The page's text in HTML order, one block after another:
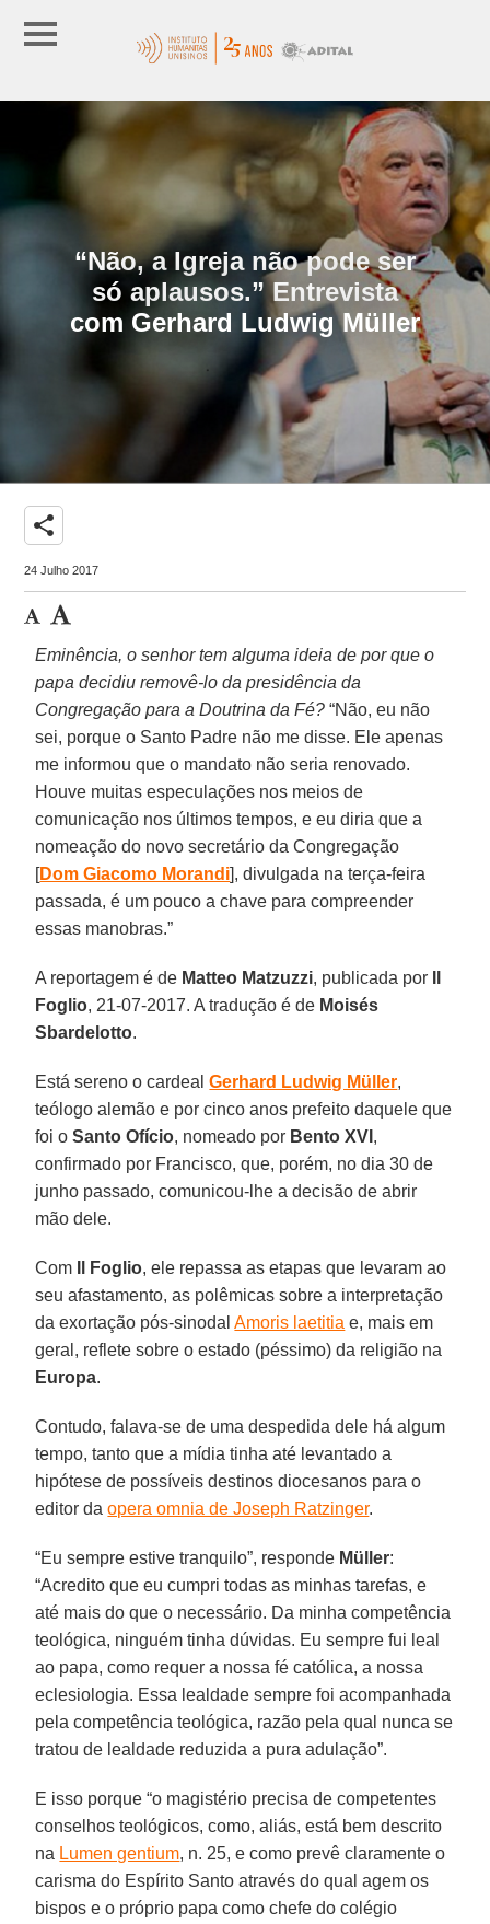
“Não, a Igreja não pode ser
só aplausos.” Entrevista
com Gerhard Ludwig Müller
share
24 Julho 2017
Eminência, o senhor tem alguma ideia de por que o
papa decidiu removê-lo da presidência da
Congregação para a Doutrina da Fé? “Não, eu não
sei, porque o Santo Padre não me disse. Ele apenas
me informou que o mandato não seria renovado.
Houve muitas especulações nos meios de
comunicação nos últimos tempos, e eu diria que a
nomeação do novo secretário da Congregação
[Dom Giacomo Morandi], divulgada na terça-feira
passada, é um pouco a chave para compreender
essas manobras.”
A reportagem é de Matteo Matzuzzi, publicada por
Foglio, 21-07-2017. A tradução é de Moisés
Sbardelotto.
Está sereno o cardealGerhard Ludwig Müller,
teólogo alemão e por cinco anos prefeito daquele que
foi oSanto Ofício, nomeado por Bento XVI ,
confirmado por Francisco, que, porém, no dia 30 de
junho passado, comunicou-lhe a decisão de abrir
mão dele.
Com Il Foglio, ele repassa as etapas que levaram ao
seu afastamento, as polêmicas sobre a interpretação
da exortação pós-sinodalAmoris laetitia e, mais em
geral, reflete sobre o estado (péssimo) da religião na
Europa.
Contudo, falava-se de uma despedida dele há algum
tempo, tanto que a mídia tinha até levantado a
hipótese de possíveis destinos diocesanos para o
editor daopera omnia de Joseph Ratzinger.
“Eu sempre estive tranquilo”, responde Müller:
“Acredito que eu cumpri todas as minhas tarefas, e
até mais do que o necessário. Da minha competência
teológica, ninguém tinha dúvidas. Eu sempre fui leal
ao papa, como requer a nossa fé católica, a nossa
eclesiologia. Essa lealdade sempre foi acompanhada
pela competência teológica, razão pela qual nunca se
tratou de lealdade reduzida a pura adulação”.
E isso porque “o magistério precisa de competentes
conselhos teológicos, como, aliás, está bem descrito
na Lumen gentium, n. 25, e como prevê claramente o
carisma do Espírito Santo através do qual agem os
bispos e o próprio papa como chefe do colégio